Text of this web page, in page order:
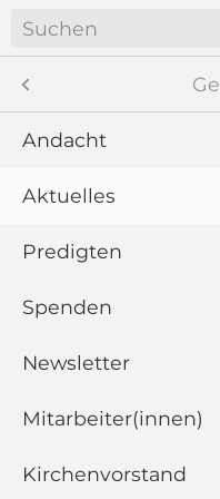
überspringen
Navigation
Andacht
Aktuelles
Predigten
Spenden
Newsletter
Mitarbeiter(innen)
Kirchenvorstand